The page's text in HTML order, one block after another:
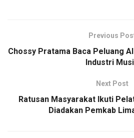
Previous
Chossy Pratama Baca Peluang
Industri
Next Post
Ratusan Masyarakat Ikuti
Diadakan Pemkab